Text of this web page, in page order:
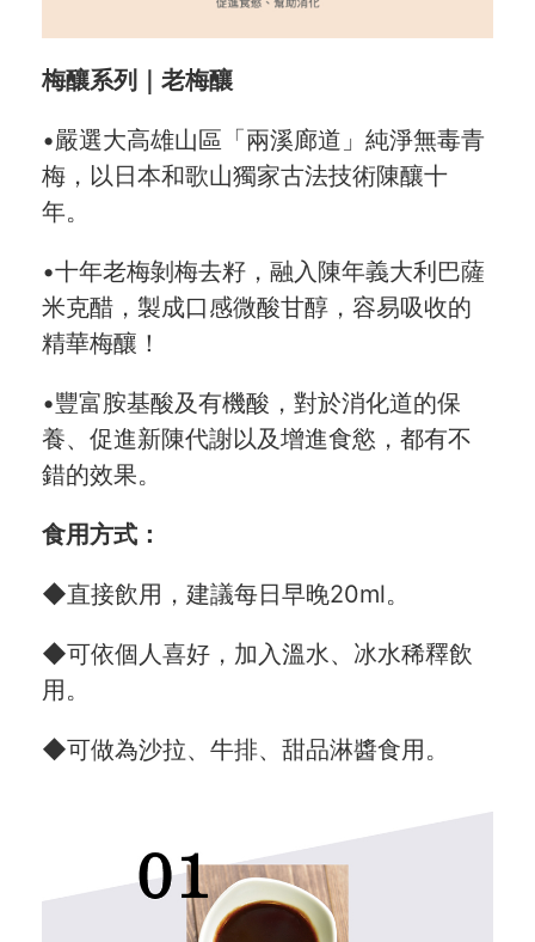
梅釀系列｜老梅釀
•嚴選大高雄山區「兩溪廊道」純淨無毒青
梅，以日本和歌山獨家古法技術陳釀十
年。
•十年老梅剝梅去籽，融入陳年義大利巴薩
米克醋，製成口感微酸甘醇，容易吸收的
精華梅釀！
•豐富胺基酸及有機酸，對於消化道的保
養、促進新陳代謝以及增進食慾，都有不
錯的效果。
食用方式：
◆直接飲用，建議每日早晚20ml。
◆可依個人喜好，加入溫水、冰水稀釋飲
用。
◆可做為沙拉、牛排、甜品淋醬食用。